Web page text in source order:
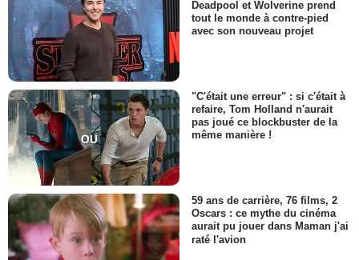
Deadpool et Wolverine prend
tout le monde à contre-pied
avec son nouveau projet
"C'était une erreur" : si c'était à
refaire, Tom Holland n'aurait
pas joué ce blockbuster de la
même manière !
59 ans de carrière, 76 films, 2
Oscars : ce mythe du cinéma
aurait pu jouer dans Maman j'ai
raté l'avion